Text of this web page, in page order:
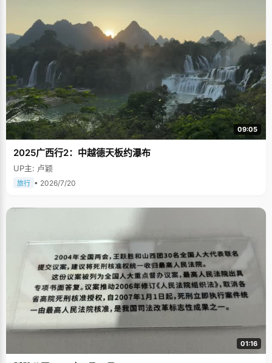
09:05
2025广西行2：中越德天板约瀑布
UP主: 卢颖
旅行 • 2026/7/20
01:16